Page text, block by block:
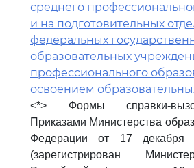
среднего
и на подготовительных
федеральных
образовательных
профессионального
освоением
<*> Формы справки-
Приказами Министерства
Федерации от 17
(зарегистрирован